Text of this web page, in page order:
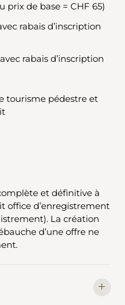
de base = CHF 65)
rabais d’inscription
rabais d’inscription
tourisme pédestre et
et définitive à
office d’enregistrement
La création
d’une offre ne